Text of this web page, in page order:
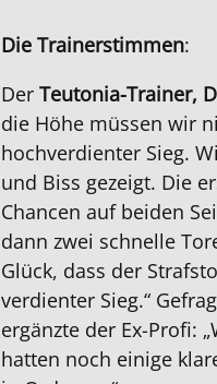
Die Trainerstimmen:
Der Teutonia-Trainer,
die Höhe müssen wir
hochverdienter Sieg.
und Biss gezeigt. Die
Chancen auf beiden
dann zwei schnelle
Glück, dass der
verdienter Sieg.“
ergänzte der Ex-Profi:
hatten noch einige